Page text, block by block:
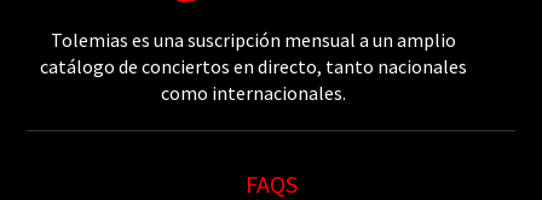
Tolemias es una suscripción mensual a un amplio
catálogo de conciertos en directo, tanto nacionales
como internacionales.
FAQS